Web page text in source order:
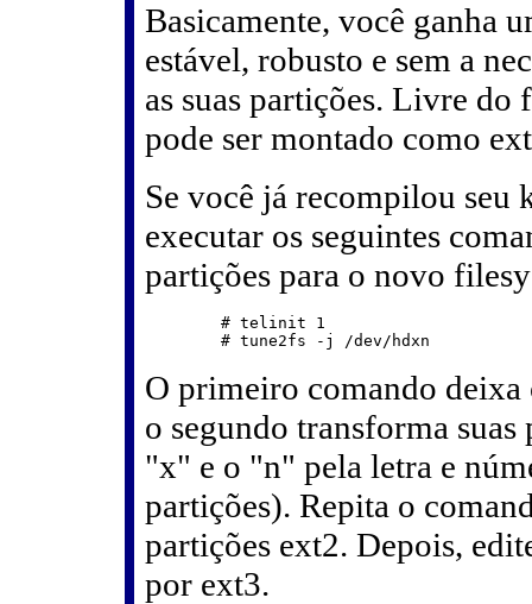
Basicamente, você ganha
estável, robusto e sem a
as suas partições. Livre do
pode ser montado como
Se você já recompilou seu
executar os seguintes
partições para o novo
O primeiro comando deixa
o segundo transforma
"x" e o "n" pela letra e
partições). Repita o
partições ext2. Depois,
por ext3.